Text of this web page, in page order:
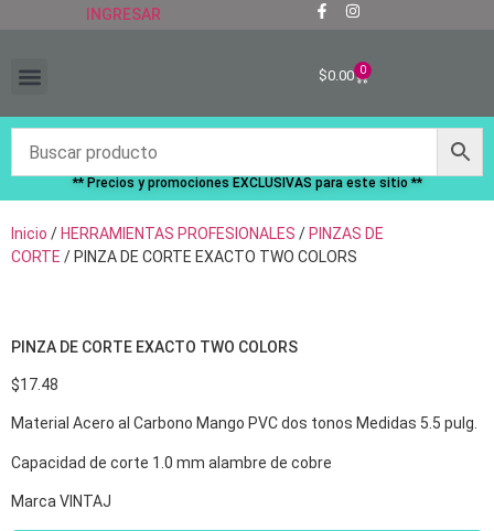
INGRESAR
$0.00 0
** Precios y promociones EXCLUSIVAS para este sitio **
Inicio / HERRAMIENTAS PROFESIONALES / PINZAS DE
CORTE / PINZA DE CORTE EXACTO TWO COLORS
PINZA DE CORTE EXACTO TWO COLORS
$17.48
Material Acero al Carbono Mango PVC dos tonos Medidas 5.5 pulg.
Capacidad de corte 1.0 mm alambre de cobre
Marca VINTAJ